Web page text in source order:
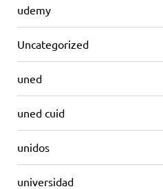
udemy
Uncategorized
uned
uned cuid
unidos
universidad